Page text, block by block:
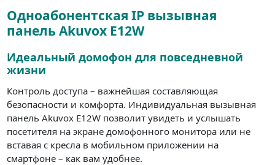
Одноабонентская IP вызывная
панель Akuvox E12W
Идеальный домофон для повседневной
жизни
Контроль доступа – важнейшая составляющая
безопасности и комфорта. Индивидуальная вызывная
панель Akuvox E12W позволит увидеть и услышать
посетителя на экране домофонного монитора или не
вставая с кресла в мобильном приложении на
смартфоне – как вам удобнее.